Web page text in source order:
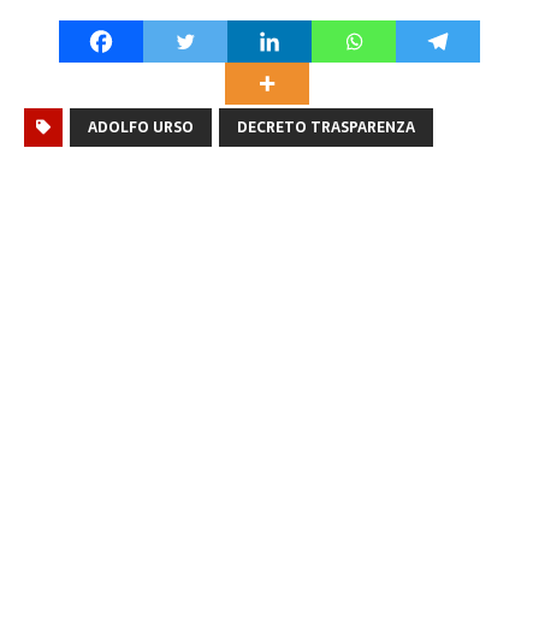
ADOLFO URSO DECRETO TRASPARENZA